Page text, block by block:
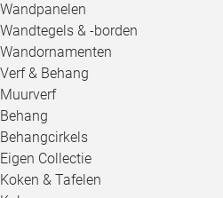
Wandpanelen
Wandtegels & -borden
Wandornamenten
Verf & Behang
Muurverf
Behang
Behangcirkels
Eigen Collectie
Koken & Tafelen